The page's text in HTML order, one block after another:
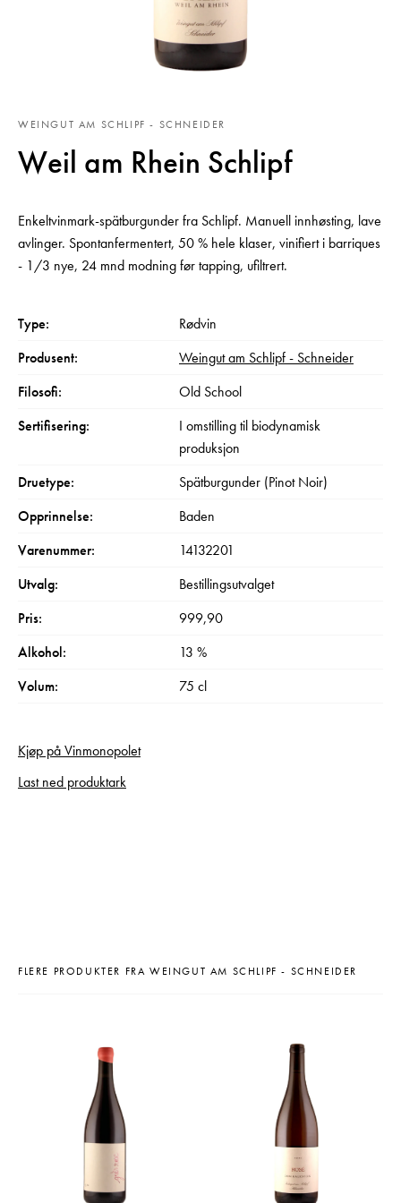
WEINGUT AM SCHLIPF - SCHNEIDER
Weil am Rhein Schlipf
Enkeltvinmark-spätburgunder fra Schlipf. Manuell innhøsting, lave
avlinger. Spontanfermentert, 50 % hele klaser, vinifiert i barriques
- 1/3 nye, 24 mnd modning før tapping, ufiltrert.
Type:
Rødvin
Produsent:
Weingut am Schlipf - Schneider
Filosofi:
Old School
Sertifisering:
I omstilling til biodynamisk
produksjon
Druetype:
Spätburgunder (Pinot Noir)
Opprinnelse:
Baden
Varenummer:
14132201
Utvalg:
Bestillingsutvalget
Pris:
999,90
Alkohol:
13 %
Volum:
75 cl
Kjøp på Vinmonopolet
Last ned produktark
FLERE PRODUKTER FRA WEINGUT AM SCHLIPF - SCHNEIDER